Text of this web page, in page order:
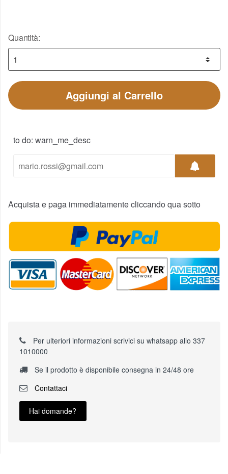
Quantità:
Aggiungi al Carrello
to do: warn_me_desc
Acquista e paga immediatamente cliccando qua sotto
Per ulteriori informazioni scrivici su whatsapp allo 337
1010000
Se il prodotto è disponibile consegna in 24/48 ore
Contattaci
Hai domande?